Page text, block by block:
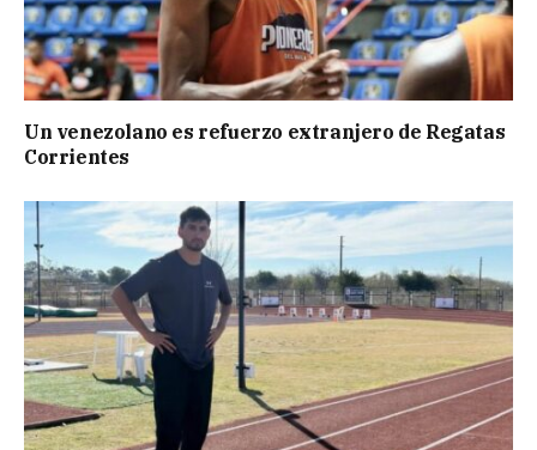
Un venezolano es refuerzo extranjero de Regatas
Corrientes